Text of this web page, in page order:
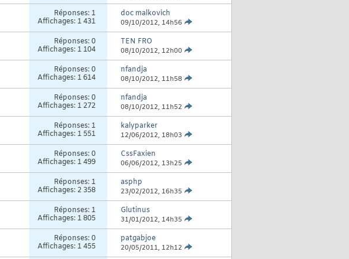
Réponses: 1
Affichages: 1 431
doc malkovich
09/10/2012, 14h56
Réponses:0
Affichages: 1 104
TEN FRO
08/10/2012, 12h00
Réponses:0
Affichages: 1 614
nfandja
08/10/2012, 11h58
Réponses:0
Affichages: 1 272
nfandja
08/10/2012, 11h52
Réponses: 1
Affichages: 1 551
kalyparker
12/06/2012, 18h03
Réponses:0
Affichages: 1 499
CssFaxien
06/06/2012, 13h25
Réponses: 1
Affichages: 2 358
asphp
23/02/2012, 16h35
Réponses: 1
Affichages: 1 805
Glutinus
31/01/2012, 14h35
Réponses:0
Affichages: 1 455
patgabjoe
20/05/2011, 12h12